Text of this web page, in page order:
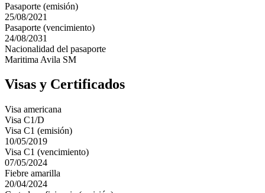
Pasaporte (emisión)
25/08/2021
Pasaporte (vencimiento)
24/08/2031
Nacionalidad del pasaporte
Maritima Avila SM
Visas y Certificados
Visa americana
Visa C1/D
Visa C1 (emisión)
10/05/2019
Visa C1 (vencimiento)
07/05/2024
Fiebre amarilla
20/04/2024